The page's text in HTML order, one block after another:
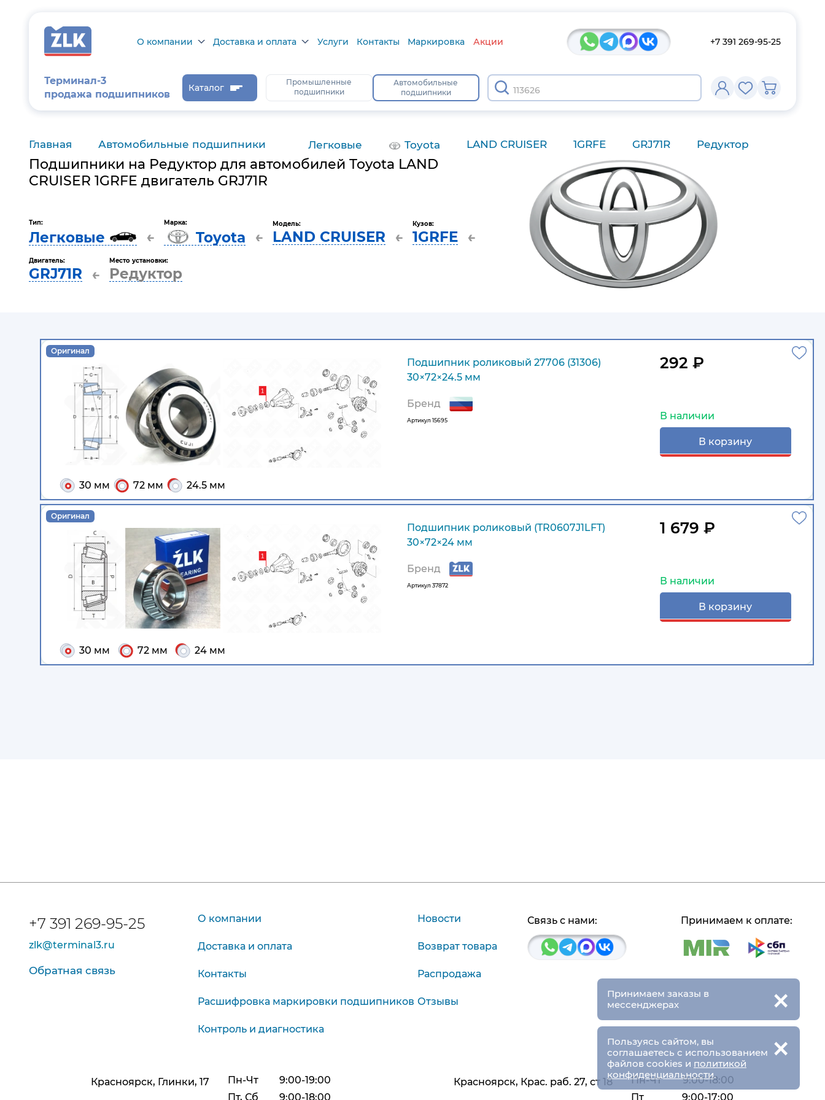
О компании
О компании
Сертификаты на
продукцию
Новости
Контроль и
диагностика
Статьи
Каталог производителя
Доставка и оплата
Доставка и оплата
Возврат товара
Услуги Контакты Маркировка Акции +7 391 269-95-25
Терминал-3
продажа подшипников
Каталог
Промышленные
подшипники
Автомобильные
подшипники
113626
Главная Автомобильные подшипники Легковые Toyota LAND CRUISER 1GRFE GRJ71R Редуктор
Подшипники на Редуктор для автомобилей Toyota LAND
CRUISER 1GRFE двигатель GRJ71R
Тип:
Легковые ←
Марка:
Toyota ←
Модель:
LAND CRUISER ←
Кузов:
1GRFE ←
Двигатель:
GRJ71R ←
Место установки:
Редуктор
Оригинал
Подшипник роликовый 27706 (31306)
30×72×24.5 мм
Бренд
Артикул 15695
30 мм 72 мм 24.5 мм
292 ₽
В наличии
В корзину
Оригинал
Подшипник роликовый (TR0607J1LFT)
30×72×24 мм
Бренд
Артикул 37872
30 мм 72 мм 24 мм
1 679 ₽
В наличии
В корзину
+7 391 269-95-25
zlk@terminal3.ru
Обратная связь
О компании
Доставка и оплата
Контакты
Расшифровка маркировки подшипников
Контроль и диагностика
Новости
Возврат товара
Распродажа
Отзывы
Связь с нами: Принимаем к оплате:
Красноярск, Глинки, 17 Пн-Чт
9:00-19:00
Пт, Сб
9:00-18:00
Красноярск, Крас. раб. 27, ст 18 Пн-Чт
9:00-18:00
Пт
9:00-17:00
Пользуясь сайтом, вы
соглашаетесь с использованием
файлов cookies и политикой
конфиденциальности.
×
Принимаем заказы в
мессенджерах
×